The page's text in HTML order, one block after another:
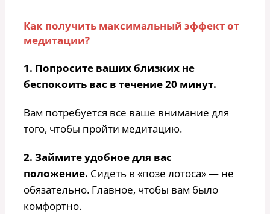
Как получить максимальный эффект от
медитации?
1. Попросите ваших близких не
беспокоить вас в течение 20 минут.
Вам потребуется все ваше внимание для
того, чтобы пройти медитацию.
2. Займите удобное для вас
положение. Сидеть в «позе лотоса» — не
обязательно. Главное, чтобы вам было
комфортно.